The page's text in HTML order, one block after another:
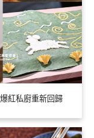
紅私廚重新回歸